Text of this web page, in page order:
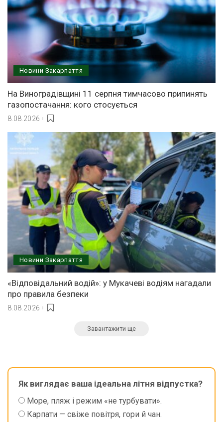
Новини Закарпаття
На Виноградівщині 11 серпня тимчасово припинять
газопостачання: кого стосується
8.08.2026
Новини Закарпаття
«Відповідальний водій»: у Мукачеві водіям нагадали
про правила безпеки
8.08.2026
Завантажити ще
Як виглядає ваша ідеальна літня відпустка?
Море, пляж і режим «не турбувати».
Карпати — свіже повітря, гори й чан.